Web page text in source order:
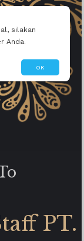
silakan
Anda.
OK
PT.
🙏🙏🙏